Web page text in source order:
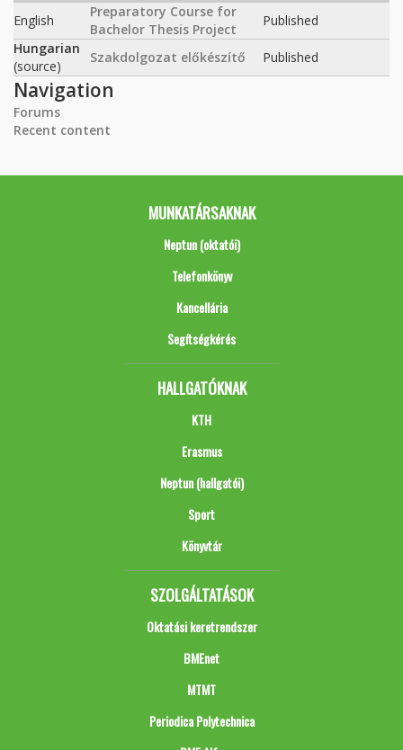
English
Preparatory Course for
Bachelor Thesis Project
Published
Hungarian
(source)
Szakdolgozat előkészítő Published
Navigation
Forums
Recent content
MUNKATÁRSAKNAK
Neptun (oktatói)
Telefonkönyv
Kancellária
Segítségkérés
HALLGATÓKNAK
KTH
Erasmus
Neptun (hallgatói)
Sport
Könyvtár
SZOLGÁLTATÁSOK
Oktatási keretrendszer
BMEnet
MTMT
Periodica Polytechnica